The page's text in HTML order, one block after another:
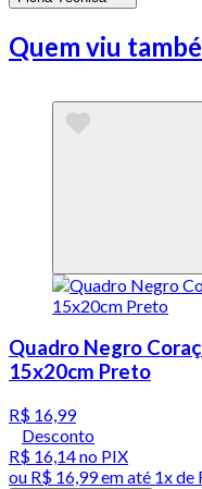
Quem viu
Quadro Negro
15x20cm Preto
R$ 16,99
Desconto
R$ 16,14no PIX
ou R$ 16,99em até 1x de